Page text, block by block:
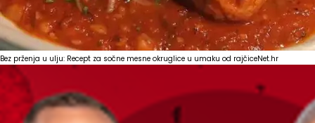
Bez prženja u ulju: Recept za sočne mesne okruglice u umaku od rajčiceNet.hr